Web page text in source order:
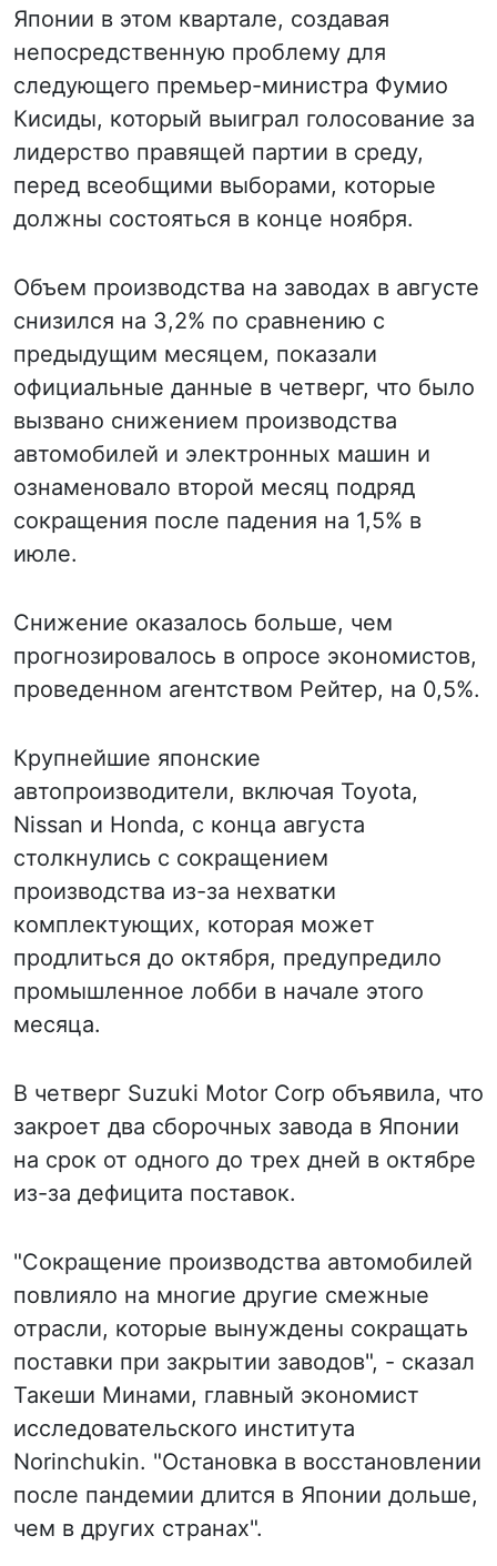
Японии в этом квартале, создавая
непосредственную проблему для
следующего премьер-министра Фумио
Кисиды, который выиграл голосование за
лидерство правящей партии в среду,
перед всеобщими выборами, которые
должны состояться в конце ноября.
Объем производства на заводах в августе
снизился на 3,2% по сравнению с
предыдущим месяцем, показали
официальные данные в четверг, что было
вызвано снижением производства
автомобилей и электронных машин и
ознаменовало второй месяц подряд
сокращения после падения на 1,5% в
июле.
Снижение оказалось больше, чем
прогнозировалось в опросе экономистов,
проведенном агентством Рейтер, на 0,5%.
Крупнейшие японские
автопроизводители, включая Toyota,
Nissan и Honda, с конца августа
столкнулись с сокращением
производства из-за нехватки
комплектующих, которая может
продлиться до октября, предупредило
промышленное лобби в начале этого
месяца.
В четверг Suzuki Motor Corp объявила, что
закроет два сборочных завода в Японии
на срок от одного до трех дней в октябре
из-за дефицита поставок.
"Сокращение производства автомобилей
повлияло на многие другие смежные
отрасли, которые вынуждены сокращать
поставки при закрытии заводов", - сказал
Такеши Минами, главный экономист
исследовательского института
Norinchukin. "Остановка в восстановлении
после пандемии длится в Японии дольше,
чем в других странах".